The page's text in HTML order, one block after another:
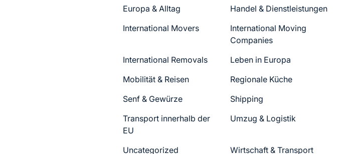
Europa & Alltag
Handel & Dienstleistungen
International Movers
International Moving
Companies
International Removals
Leben in Europa
Mobilität & Reisen
Regionale Küche
Senf & Gewürze
Shipping
Transport innerhalb der
EU
Umzug & Logistik
Uncategorized Wirtschaft & Transport